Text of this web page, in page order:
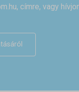
, címre, vagy